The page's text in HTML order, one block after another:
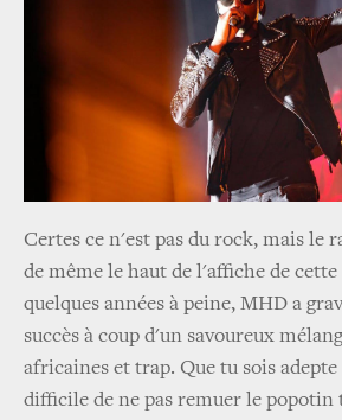
Certes ce n'est pas du rock, mais le
de même le haut de l'affiche de
quelques années à peine, MHD a
succès à coup d'un savoureux
africaines et trap. Que tu sois
difficile de ne pas remuer le popotin